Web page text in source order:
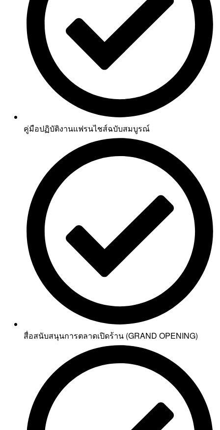
คู่มือปฏิบัติงานแฟรนไชส์ฉบับสมบูรณ์
สื่อสนับสนุนการตลาดเปิดร้าน (GRAND OPENING)